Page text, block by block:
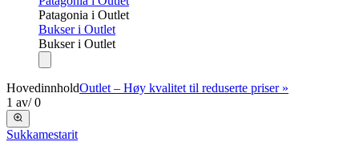
Patagonia i Outlet
Bukser i Outlet
Bukser i Outlet
HovedinnholdOutlet – Høy kvalitet til reduserte priser »
1 av/ 0
Sukkamestarit